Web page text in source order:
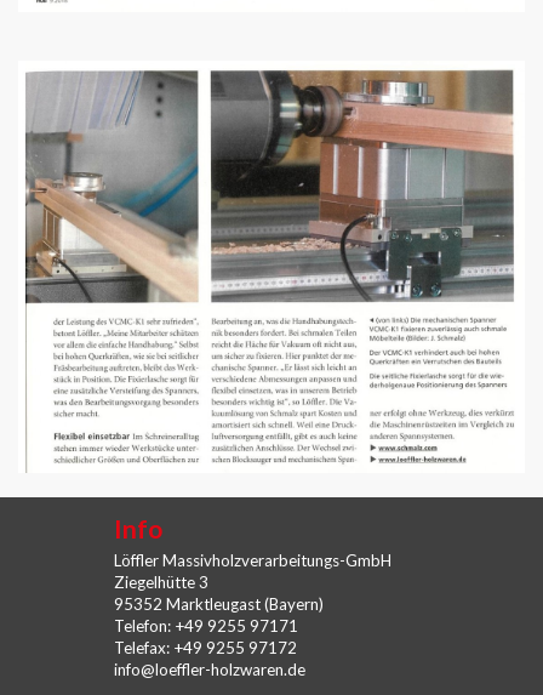
Info
Löffler Massivholzverarbeitungs-GmbH
Ziegelhütte 3
95352 Marktleugast (Bayern)
Telefon: +49 9255 97171
Telefax: +49 9255 97172
info@loeffler-holzwaren.de